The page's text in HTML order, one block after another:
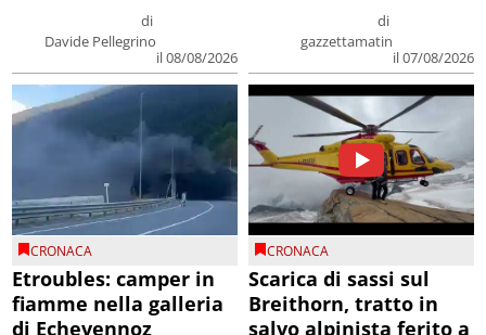
di
Davide Pellegrino
il 08/08/2026
di
gazzettamatin
il 07/08/2026
CRONACA
Etroubles: camper in
fiamme nella galleria
di Echevennoz
CRONACA
Scarica di sassi sul
Breithorn, tratto in
salvo alpinista ferito a